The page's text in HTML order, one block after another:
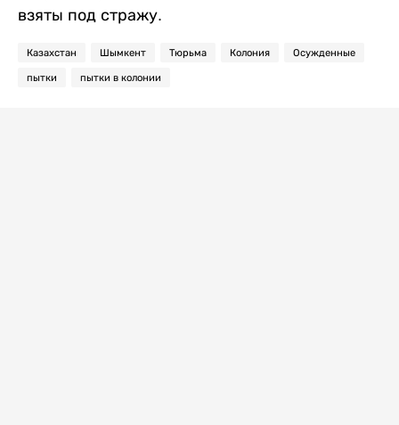
взяты под стражу.
Казахстан Шымкент Тюрьма Колония Осужденные
пытки пытки в колонии